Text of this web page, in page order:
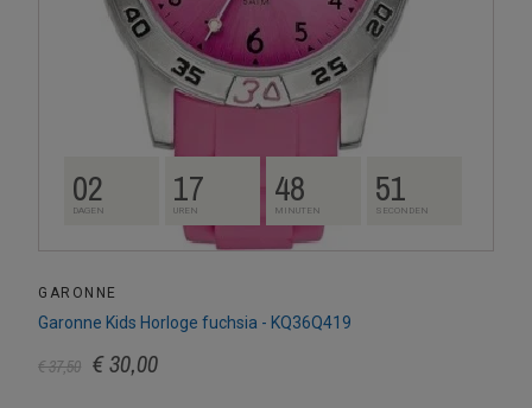
02
DAGEN 17
UREN 48
MINUTEN 50
SECONDEN
GARONNE
Garonne Kids Horloge fuchsia - KQ36Q419
€ 37,50 € 30,00